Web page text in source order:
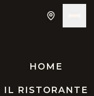
HOME
IL RISTORANTE